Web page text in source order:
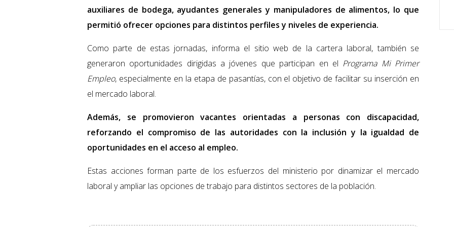
auxiliares de bodega, ayudantes generales y manipuladores de alimentos, lo que
permitió ofrecer opciones para distintos perfiles y niveles de experiencia.
Como parte de estas jornadas, informa el sitio web de la cartera laboral, también se
generaron oportunidades dirigidas a jóvenes que participan en el Programa Mi Primer
Empleo, especialmente en la etapa de pasantías, con el objetivo de facilitar su inserción en
el mercado laboral.
Además, se promovieron vacantes orientadas a personas con discapacidad,
reforzando el compromiso de las autoridades con la inclusión y la igualdad de
oportunidades en el acceso al empleo.
Estas acciones forman parte de los esfuerzos del ministerio por dinamizar el mercado
laboral y ampliar las opciones de trabajo para distintos sectores de la población.